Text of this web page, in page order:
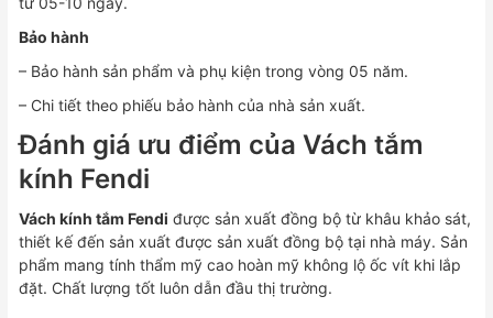
Bảo hành
– Bảo hành sản phẩm và phụ kiện trong vòng 05 năm.
– Chi tiết theo phiếu bảo hành của nhà sản xuất.
Đánh giá ưu điểm của Vách tắm
kính Fendi
Vách kính tắm Fendi được sản xuất đồng bộ từ khâu khảo sát,
thiết kế đến sản xuất được sản xuất đồng bộ tại nhà máy. Sản
phẩm mang tính thẩm mỹ cao hoàn mỹ không lộ ốc vít khi lắp
đặt. Chất lượng tốt luôn dẫn đầu thị trường.